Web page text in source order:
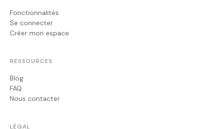
Fonctionnalités
Se connecter
Créer mon espace
RESSOURCES
Blog
FAQ
Nous contacter
LÉGAL